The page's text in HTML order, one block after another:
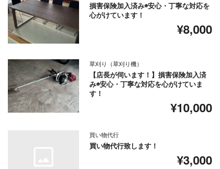
損害保険加入済み◉安心・丁寧な対応を
心がけています！
¥8,000
草刈り（草刈り機）
【店長が伺います！】損害保険加入済
み◉安心・丁寧な対応を心がけていま
す！
¥10,000
買い物代行
買い物代行致します！
¥3,000